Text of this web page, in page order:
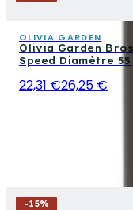
OLIVIA GARDEN
Olivia Garden
Speed Diamètre 55
22,31 €26,25 €
-15%